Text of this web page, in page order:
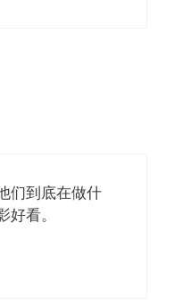
们到底在做什
看。